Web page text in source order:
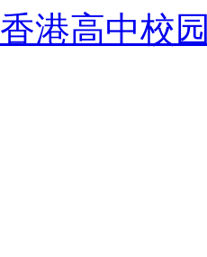
香港高中校